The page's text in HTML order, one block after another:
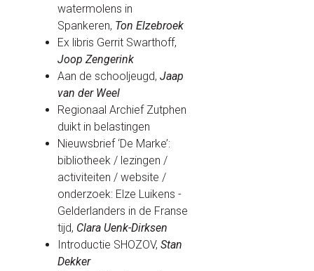
watermolens in
Spankeren, Ton Elzebroek
Ex libris Gerrit Swarthoff,
Joop Zengerink
Aan de schooljeugd,Jaap
van der Weel
Regionaal Archief Zutphen
duikt in belastingen
Nieuwsbrief ‘De Marke’:
bibliotheek / lezingen /
activiteiten / website /
onderzoek: Elze Luikens -
Gelderlanders in de Franse
tijd, Clara Uenk-Dirksen
Introductie SHOZOV,Stan
Dekker